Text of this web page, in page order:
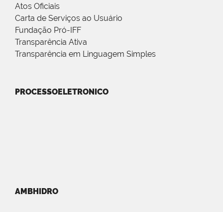
Atos Oficiais
Carta de Serviços ao Usuário
Fundação Pró-IFF
Transparência Ativa
Transparência em Linguagem Simples
PROCESSOELETRONICO
AMBHIDRO